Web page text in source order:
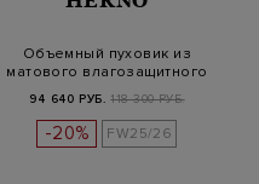
Объемный пуховик из
матового влагозащитного
94 640 РУБ. 118 300 РУБ.
-20% FW25/26